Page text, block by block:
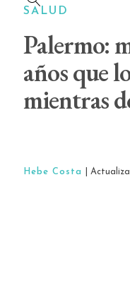
SALUD
Palermo:
años que
mientras
Hebe Costa |